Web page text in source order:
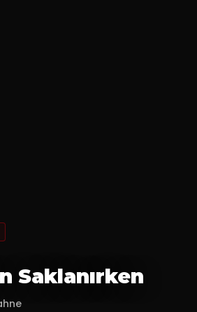
Saklanırken